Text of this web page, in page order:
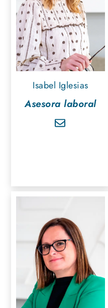
Isabel Iglesias
Asesora laboral